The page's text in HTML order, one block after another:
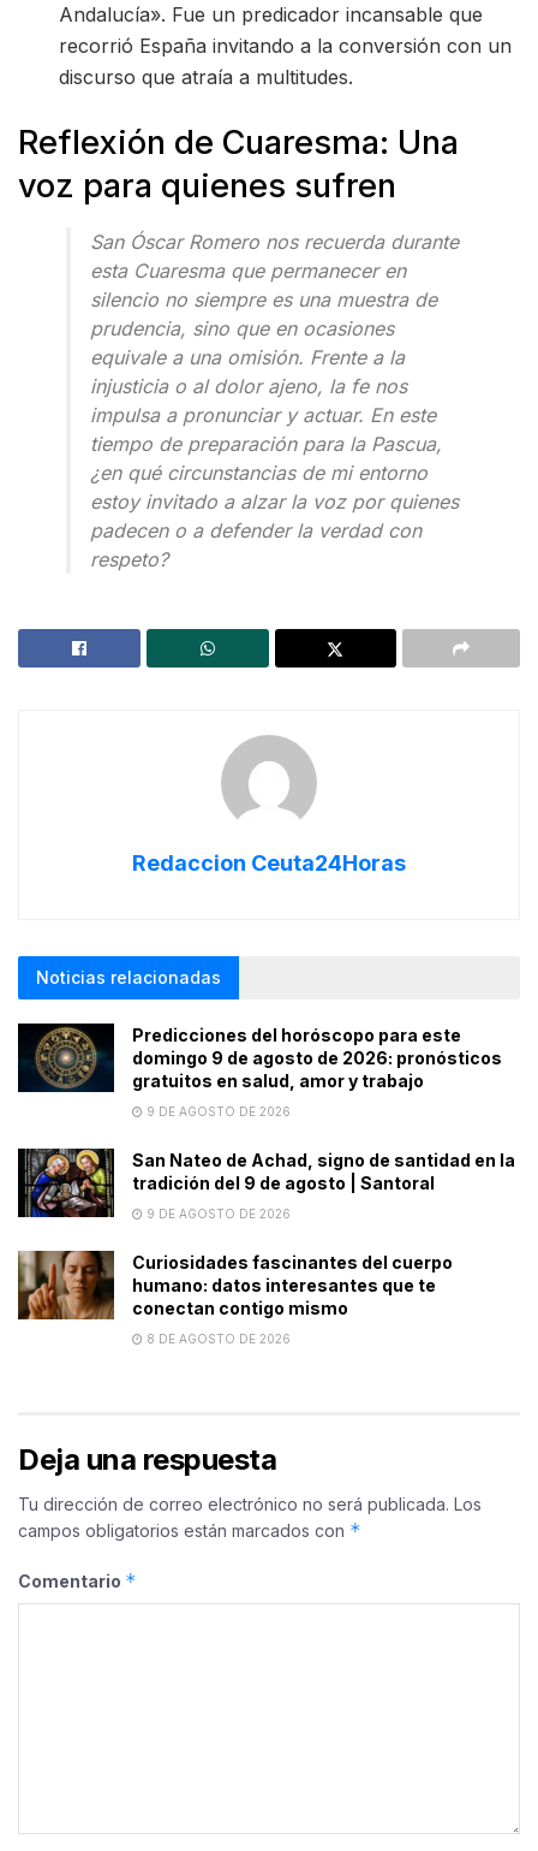
Andalucía». Fue un predicador incansable que
recorrió España invitando a la conversión con un
discurso que atraía a multitudes.
Reflexión de Cuaresma: Una
voz para quienes sufren
San Óscar Romero nos recuerda durante
esta Cuaresma que permanecer en
silencio no siempre es una muestra de
prudencia, sino que en ocasiones
equivale a una omisión. Frente a la
injusticia o al dolor ajeno, la fe nos
impulsa a pronunciar y actuar. En este
tiempo de preparación para la Pascua,
¿en qué circunstancias de mi entorno
estoy invitado a alzar la voz por quienes
padecen o a defender la verdad con
respeto?
Redaccion Ceuta24Horas
Noticias relacionadas
Predicciones del horóscopo para este
domingo 9 de agosto de 2026: pronósticos
gratuitos en salud, amor y trabajo
9 DE AGOSTO DE 2026
San Nateo de Achad, signo de santidad en la
tradición del 9 de agosto | Santoral
9 DE AGOSTO DE 2026
Curiosidades fascinantes del cuerpo
humano: datos interesantes que te
conectan contigo mismo
8 DE AGOSTO DE 2026
Deja una respuesta
Tu dirección de correo electrónico no será publicada. Los
campos obligatorios están marcados con *
Comentario *